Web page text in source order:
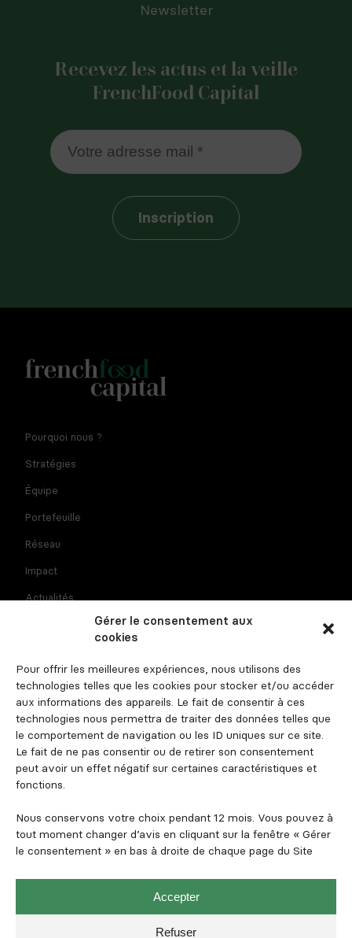
Gérer le consentement aux
cookies
Pour offrir les meilleures expériences, nous utilisons des
technologies telles que les cookies pour stocker et/ou accéder
aux informations des appareils. Le fait de consentir à ces
technologies nous permettra de traiter des données telles que
le comportement de navigation ou les ID uniques sur ce site.
Le fait de ne pas consentir ou de retirer son consentement
peut avoir un effet négatif sur certaines caractéristiques et
fonctions.
Nous conservons votre choix pendant 12 mois. Vous pouvez à
tout moment changer d’avis en cliquant sur la fenêtre « Gérer
le consentement » en bas à droite de chaque page du Site
Accepter
Refuser
Newsletter
Recevez les actus et la veille
FrenchFood Capital
Inscription
Notre newsletter est réservée aux dirigeants et
adresse e-mail vous consentez à recevoir la newsletter par
données à caractère personnel et sur vos droits, consultez
Pourquoi nous ?
Stratégies
Équipe
Portefeuille
Réseau
Impact
Actualités
Suivez-nous
Mentions légales et informations règlementaires
Politique de cookies